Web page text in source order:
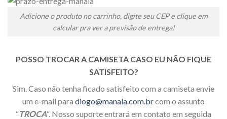
Adicione o produto no carrinho, digite seu CEP e clique em
calcular pra ver a previsão de entrega!
POSSO TROCAR A CAMISETA CASO EU NÃO FIQUE
SATISFEITO?
Sim. Caso não tenha ficado satisfeito com a camiseta envie
um e-mail para diogo@manala.com.brcom o assunto
“TROCA“. Nosso suporte entrará em contato em seguida